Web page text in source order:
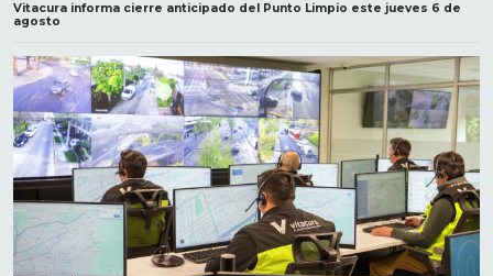
Vitacura informa cierre anticipado del Punto Limpio este jueves 6 de
agosto